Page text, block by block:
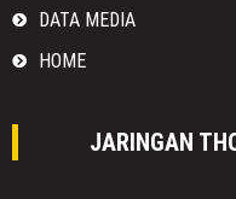
DATA MEDIA
HOME
JARINGAN